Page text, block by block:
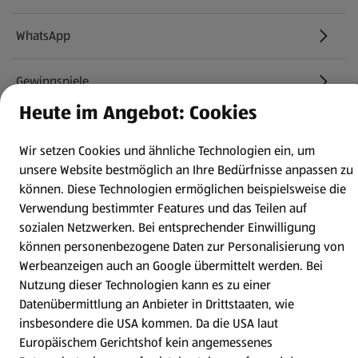
WhatsApp
Gewinnspiele
Mein HOFER. Meine Einkäufe.
Meine Meinung. Mein HOFER.
Gutscheingroßbestellung
(öffnet in einem neuen Tab)
Folge uns hier:
Jetzt die HOFER App downloaden
Heute im Angebot: Cookies
Wir setzen Cookies und ähnliche Technologien ein, um
unsere Website bestmöglich an Ihre Bedürfnisse anpassen zu
können. Diese Technologien ermöglichen beispielsweise die
Verwendung bestimmter Features und das Teilen auf
sozialen Netzwerken. Bei entsprechender Einwilligung
können personenbezogene Daten zur Personalisierung von
Werbeanzeigen auch an Google übermittelt werden. Bei
Nutzung dieser Technologien kann es zu einer
Datenübermittlung an Anbieter in Drittstaaten, wie
insbesondere die USA kommen. Da die USA laut
Europäischem Gerichtshof kein angemessenes